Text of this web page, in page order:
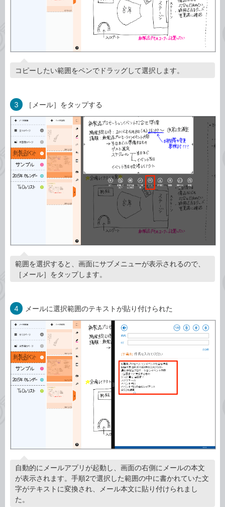
コピーしたい範囲をペンでドラッグして選択します。
3 ［メール］をタップする
範囲を選択すると、画面にサブメニューが表示されるので、
［メール］をタップします。
4 メールに選択範囲のテキストが貼り付けられた
自動的にメールアプリが起動し、画面の右側にメールの本文
が表示されます。手順2で選択した範囲の中に書かれていた文
字がテキストに変換され、メール本文に貼り付けられまし
た。